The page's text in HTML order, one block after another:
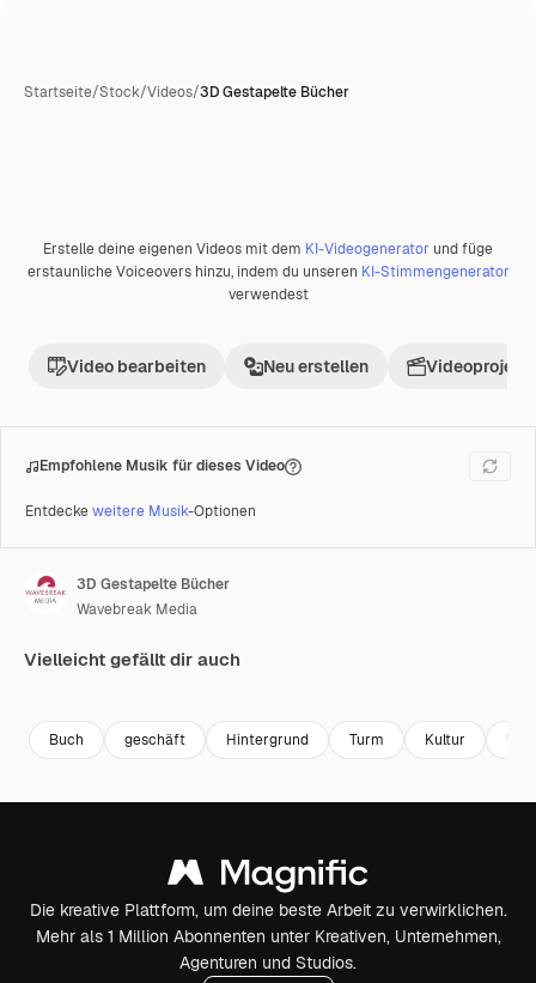
Startseite/Stock/Videos/3D Gestapelte Bücher
Premium
Erstelle deine eigenen Videos mit dem KI-Videogenerator und füge
erstaunliche Voiceovers hinzu, indem du unseren KI-Stimmengenerator
verwendest
Video bearbeiten Neu erstellen Videoprojekt
Empfohlene Musik für dieses Video
Entdeckeweitere Musik-Optionen
3D Gestapelte Bücher
Wavebreak Media
Vielleicht gefällt dir auch
Buch geschäft Hintergrund Turm Kultur
Die kreative Plattform, um deine beste Arbeit zu verwirklichen.
Mehr als 1 Million Abonnenten unter Kreativen, Unternehmen,
Agenturen und Studios.